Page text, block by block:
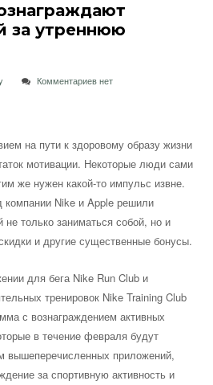
за утреннюю
Комментариев нет
на пути к здоровому образу жизни
мотивации. Некоторые люди сами
же нужен какой-то импульс извне.
компании Nike и Apple решили
не толькозаниматься собой, но и
и другие существенные бонусы.
для бега Nike Run Club и
тренировок Nike Training Club
с вознаграждением активных
в течение февраля будут
вышеперечисленных приложений,
за спортивную активность и